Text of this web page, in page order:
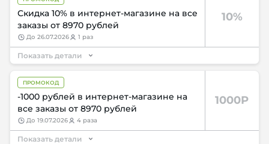
10%
Скидка 10% в интернет-магазине на все
заказы от 8970 рублей
до 26.07.2026 1 раз
Показать детали
1000Р
ПРОМОКОД
-1000 рублей в интернет-магазине на
все заказы от 8970 рублей
до 19.07.2026 4 раза
Показать детали